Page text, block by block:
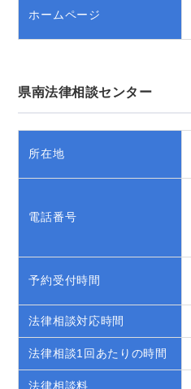
ホームページ
県南法律相談センター
所在地
電話番号
予約受付時間
法律相談対応時間
法律相談1回あたりの時間
法律相談料